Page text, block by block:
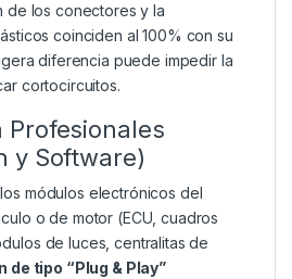
de los conectores y la
coinciden al 100% con su
diferencia puede impedir la
cortocircuitos.
Profesionales
y Software)
módulos electrónicos del
o de motor (ECU, cuadros
de luces, centralitas de
de tipo “Plug & Play”